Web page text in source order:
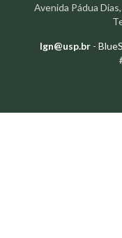
Avenida Pádua
lgn@usp.br -